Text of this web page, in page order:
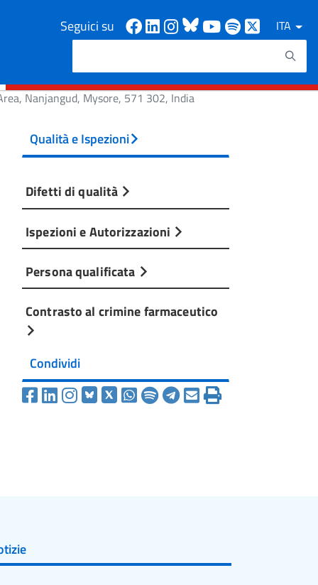
Seguici su Facebook
Linkedin
Instagram
Bluesky
Youtube
Spotify
ITA
Cerca
Nanjangud, Mysore, 571 302, India
Qualità e Ispezioni
Difetti di qualità
Ispezioni e Autorizzazioni
Persona qualificata
Contrasto al crimine farmaceutico
Condividi